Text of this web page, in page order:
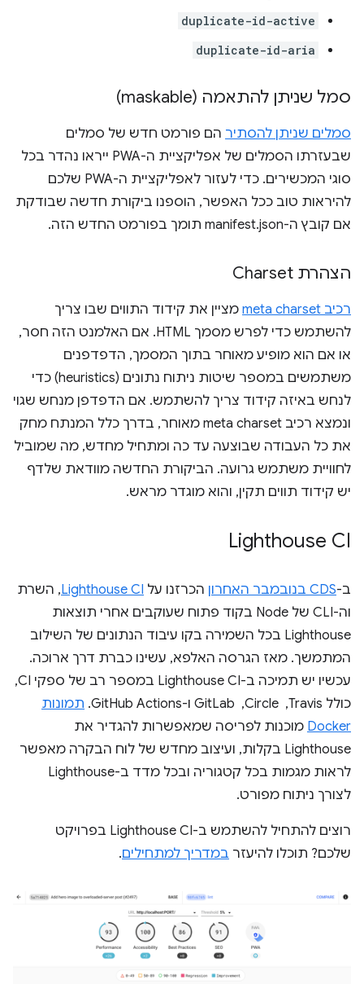
duplicate-id-active
duplicate-id-aria
סמל שניתן להתאמה (maskable)
סמלים שניתן להסתיר הם פורמט חדש של סמלים
שבעזרתו הסמלים של אפליקציית ה-PWA ייראו נהדר בכל
סוגי המכשירים. כדי לעזור לאפליקציית ה-PWA שלכם
להיראות טוב ככל האפשר, הוספנו ביקורת חדשה שבודקת
אם קובץ ה-manifest.json תומך בפורמט החדש הזה.
הצהרת Charset
רכיב meta charset
מציין את קידוד התווים שבו צריך
להשתמש כדי לפרש מסמך HTML. אם האלמנט הזה חסר,
או אם הוא מופיע מאוחר בתוך המסמך, הדפדפנים
משתמשים במספר שיטות ניתוח נתונים (heuristics) כדי
לנחש באיזה קידוד צריך להשתמש. אם הדפדפן מנחש שגוי
ונמצא רכיב meta charset מאוחר, בדרך כלל המנתח מחק
את כל העבודה שבוצעה עד כה ומתחיל מחדש, מה שמוביל
לחוויית משתמש גרועה. הביקורת החדשה מוודאת שלדף
יש קידוד תווים תקין, והוא מוגדר מראש.
Lighthouse CI
ב-CDS בנובמבר האחרון הכרזנו על Lighthouse CI, השרת
וה-CLI של Node בקוד פתוח שעוקבים אחרי תוצאות
Lighthouse בכל השמירה בקו עיבוד הנתונים של השילוב
המתמשך. מאז הגרסה האלפא, עשינו כברת דרך ארוכה.
עכשיו יש תמיכה ב-Lighthouse CI במספר רב של ספקי CI,
כולל Travis, ‏ Circle, ‏ GitLab ו-GitHub Actions.
תמונות
Docker מוכנות לפריסה שמאפשרות להגדיר את
Lighthouse בקלות, ועיצוב מחדש של לוח הבקרה מאפשר
לראות מגמות בכל קטגוריה ובכל מדד ב-Lighthouse
לצורך ניתוח מפורט.
רוצים להתחיל להשתמש ב-Lighthouse CI בפרויקט
שלכם? תוכלו להיעזר במדריך למתחילים.